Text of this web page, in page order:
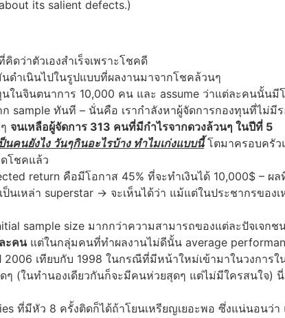
its salient defects.)
ดว่าตัวเองสำเร็จเพราะโชคดี
ดำเนินไปในรูปแบบที่ผลงานมาจากโชคล้วนๆ
นจินตนาการ 10,000 คน และ assume ว่าแต่ละคนนั้นมี
ทันที – นั่นคือ เรากำลังหาผู้จัดการกองทุนที่ไม่มีร
จนเหลือผู้จัดการ 313 คนที่มีกำไรจากดวงล้วนๆ ในปีที่ 5
คนยังไง วันๆกินอะไรบ้าง ทำไมเก่งแบบนี้โตมาครอบครัว
ดโชคแล้ว
return คือมีโอกาส 45% ที่จะทำเงินได้ 10,000$ – ผ
เหล่า superstar -> จะเห็นได้ว่า แม้แต่ในประชากรขอ
sample size มากกว่าความสามารถของแต่ละปัจเจก
ะคนแต่ในกลุ่มคนที่ทำผลงานไม่ดีนั้น average
เทียบกับ 1998 ในกรณีที่มีหน้าใหม่เข้ามาในวงการ
(ในทำนองเดียวกันก็จะมีคนห่วยสุดๆ แต่ไม่มีใครสนใจ)
ที่มีหัว 8 ครั้งติดก็ได้ถ้าโยนเหรียญเยอะพอ ซึ่งแน่นอน